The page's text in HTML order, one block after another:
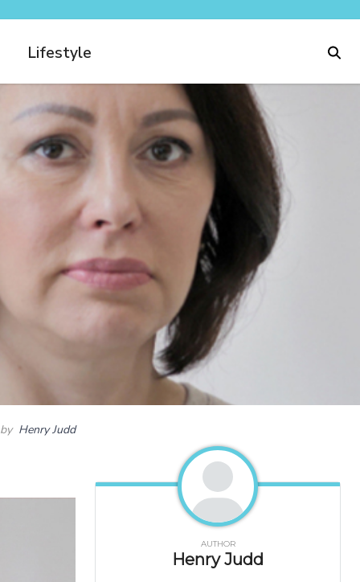
Lifestyle
by Henry Judd
AUTHOR
Henry Judd